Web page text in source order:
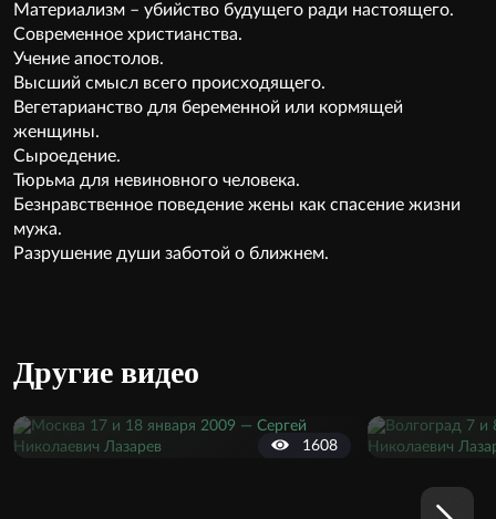
Материализм – убийство будущего ради настоящего.
Современное христианства.
Учение апостолов.
Высший смысл всего происходящего.
Вегетарианство для беременной или кормящей
женщины.
Сыроедение.
Тюрьма для невиновного человека.
Безнравственное поведение жены как спасение жизни
мужа.
Разрушение души заботой о ближнем.
Другие видео
1608